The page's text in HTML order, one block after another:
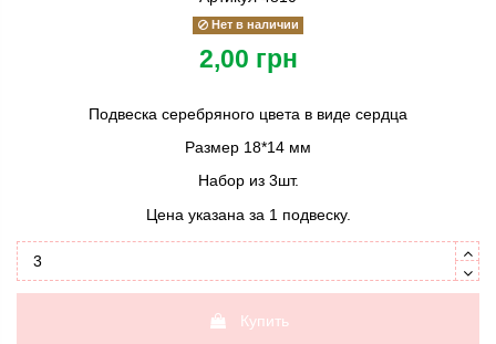
Нет в наличии
2,00 грн
Подвеска серебряного цвета в виде сердца
Размер 18*14 мм
Набор из 3шт.
Цена указана за 1 подвеску.
Купить